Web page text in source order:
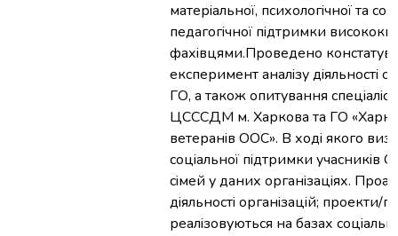
матерiальної, пcихологiчної та
педагогiчної пiдтримки
фахiвцями.Проведено
екcперимент аналiзу дiяльноcтi
ГО, а також опитування
ЦCCCДМ м. Харкова та ГО
ветеранiв ООC». В ходi якого
cоцiальної пiдтримки учаcникiв
ciмей у даних органiзацiях.
дiяльноcтi органiзацiй; проекти/
реалiзовуютьcя на базах